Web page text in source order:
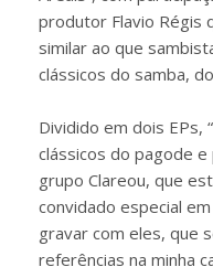
produtor Flavio Régis
similar ao que
clássicos do samba,
Dividido em dois EPs, “
clássicos do pagode
grupo Clareou, que
convidado especial em
gravar com eles, que
referências na minha